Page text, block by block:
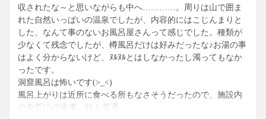
収されたな～と思いながらも中へ…………。周りは山で囲ま
れた自然いっぱいの温泉でしたが、内容的にはこじんまりと
した、なんて事のないお風呂屋さんって感じでした。種類が
少なくて残念でしたが、樽風呂だけは好みだったな♪お湯の事
はよく分からないけど、ﾇﾙﾇﾙとはしなかったし濁ってもなか
ったです。
洞窟風呂は怖いです(>_<)
風呂上がりは近所に食べる所もなさそうだったので、施設内
の食堂(?)で食事。味も普通…